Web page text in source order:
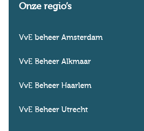
Onze regio’s
VvE beheer Amsterdam
VvE Beheer Alkmaar
VvE Beheer Haarlem
VvE Beheer Utrecht